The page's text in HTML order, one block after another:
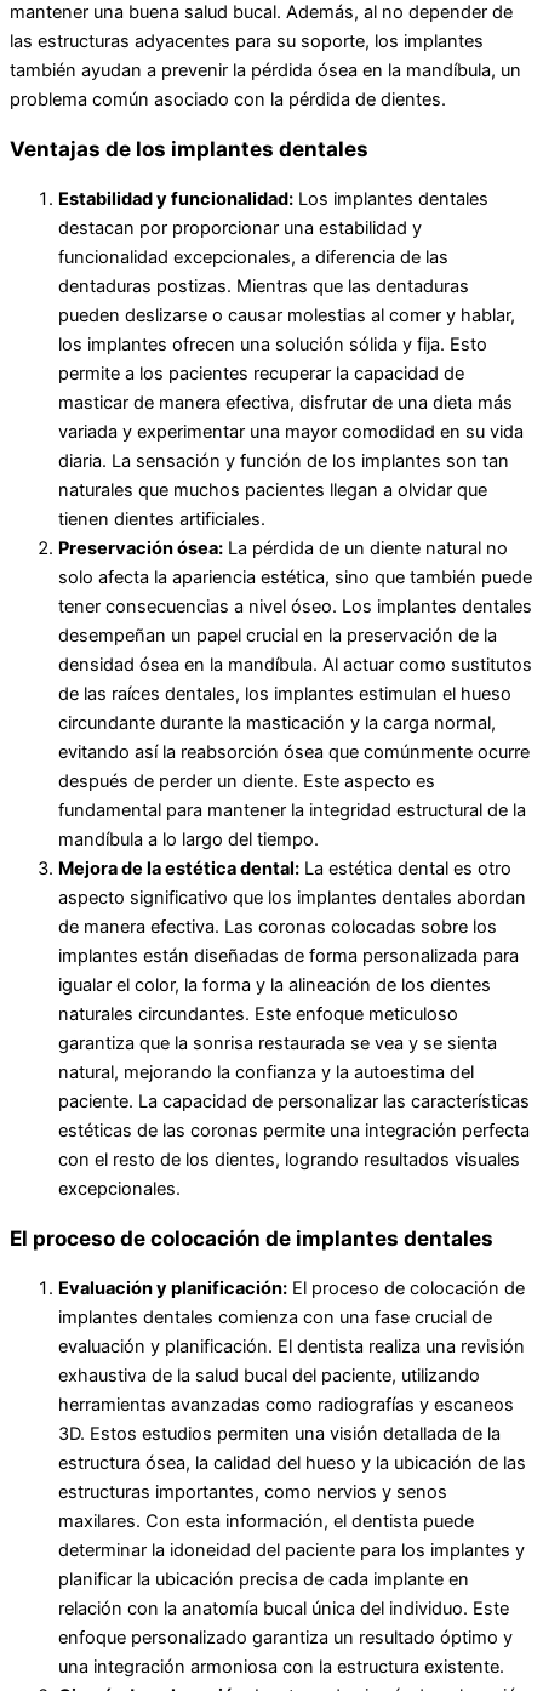
mantener una buena salud bucal. Además, al no depender de
las estructuras adyacentes para su soporte, los implantes
también ayudan a prevenir la pérdida ósea en la mandíbula, un
problema común asociado con la pérdida de dientes.
Ventajas de los implantes dentales
Estabilidad y funcionalidad: Los implantes dentales
destacan por proporcionar una estabilidad y
funcionalidad excepcionales, a diferencia de las
dentaduras postizas. Mientras que las dentaduras
pueden deslizarse o causar molestias al comer y hablar,
los implantes ofrecen una solución sólida y fija. Esto
permite a los pacientes recuperar la capacidad de
masticar de manera efectiva, disfrutar de una dieta más
variada y experimentar una mayor comodidad en su vida
diaria. La sensación y función de los implantes son tan
naturales que muchos pacientes llegan a olvidar que
tienen dientes artificiales.
Preservación ósea: La pérdida de un diente natural no
solo afecta la apariencia estética, sino que también puede
tener consecuencias a nivel óseo. Los implantes dentales
desempeñan un papel crucial en la preservación de la
densidad ósea en la mandíbula. Al actuar como sustitutos
de las raíces dentales, los implantes estimulan el hueso
circundante durante la masticación y la carga normal,
evitando así la reabsorción ósea que comúnmente ocurre
después de perder un diente. Este aspecto es
fundamental para mantener la integridad estructural de la
mandíbula a lo largo del tiempo.
Mejora de la estética dental: La estética dental es otro
aspecto significativo que los implantes dentales abordan
de manera efectiva. Las coronas colocadas sobre los
implantes están diseñadas de forma personalizada para
igualar el color, la forma y la alineación de los dientes
naturales circundantes. Este enfoque meticuloso
garantiza que la sonrisa restaurada se vea y se sienta
natural, mejorando la confianza y la autoestima del
paciente. La capacidad de personalizar las características
estéticas de las coronas permite una integración perfecta
con el resto de los dientes, logrando resultados visuales
excepcionales.
El proceso de colocación de implantes dentales
Evaluación y planificación: El proceso de colocación de
implantes dentales comienza con una fase crucial de
evaluación y planificación. El dentista realiza una revisión
exhaustiva de la salud bucal del paciente, utilizando
herramientas avanzadas como radiografías y escaneos
3D. Estos estudios permiten una visión detallada de la
estructura ósea, la calidad del hueso y la ubicación de las
estructuras importantes, como nervios y senos
maxilares. Con esta información, el dentista puede
determinar la idoneidad del paciente para los implantes y
planificar la ubicación precisa de cada implante en
relación con la anatomía bucal única del individuo. Este
enfoque personalizado garantiza un resultado óptimo y
una integración armoniosa con la estructura existente.